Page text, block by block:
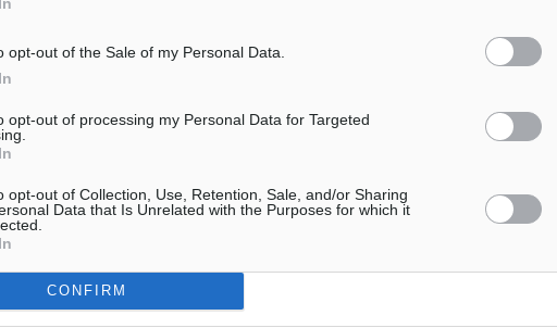
opt-out of the Sale of my Personal Data.
opt-out of processing my Personal Data for Targeted
opt-out of Collection, Use, Retention, Sale, and/or Sharing
Data that Is Unrelated with the Purposes for which it
CONFIRM
Η Δημοκρατική δεν υιοθετεί
όποια σχόλια θεωρούμε
Χρήστες που δεν τηρούν
Για την μερική αναπαραγωγή της
είναι απαραίτητη η χρήση του
παρακάτω παρεχόμενου
άρθρο της Δημοκρατικής.